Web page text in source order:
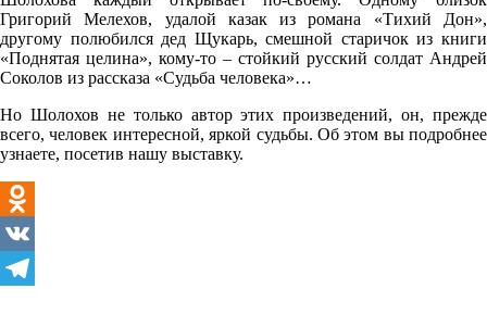
Григорий Мелехов, удалой казак из романа «Тихий Дон»,
другому полюбился дед Щукарь, смешной старичок из книги
«Поднятая целина», кому-то – стойкий русский солдат Андрей
Соколов из рассказа «Судьба человека»…
Но Шолохов не только автор этих произведений, он, прежде
всего, человек интересной, яркой судьбы. Об этом вы подробнее
узнаете, посетив нашу выставку.
Odnoklassniki
VK